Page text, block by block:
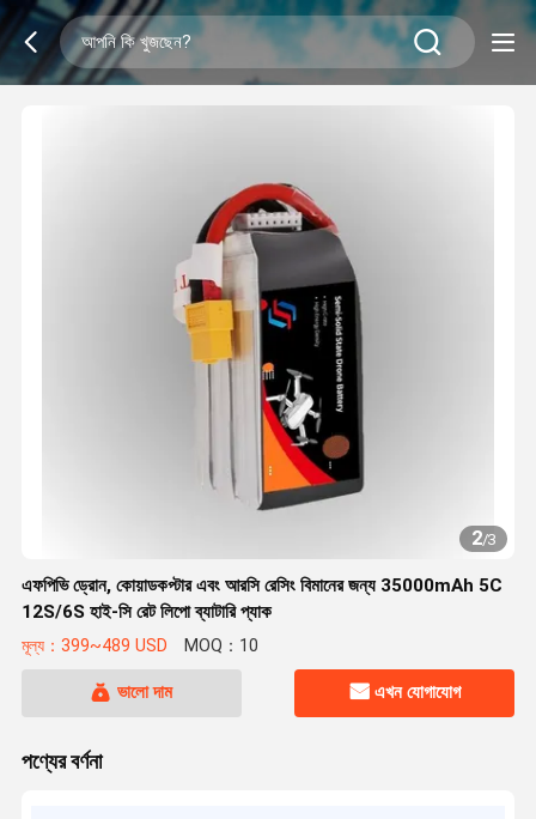
2/3
এফপিভি ড্রোন, কোয়াডকপ্টার এবং আরসি রেসিং বিমানের জন্য 35000mAh 5C
12S/6S হাই-সি রেট লিপো ব্যাটারি প্যাক
মূল্য：399~489 USD MOQ：10
ভালো দাম এখন যোগাযোগ
পণ্যের বর্ণনা